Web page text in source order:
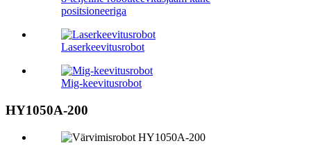
positsioneeriga
Laserkeevitusrobot
Mig-keevitusrobot
HY1050A-200